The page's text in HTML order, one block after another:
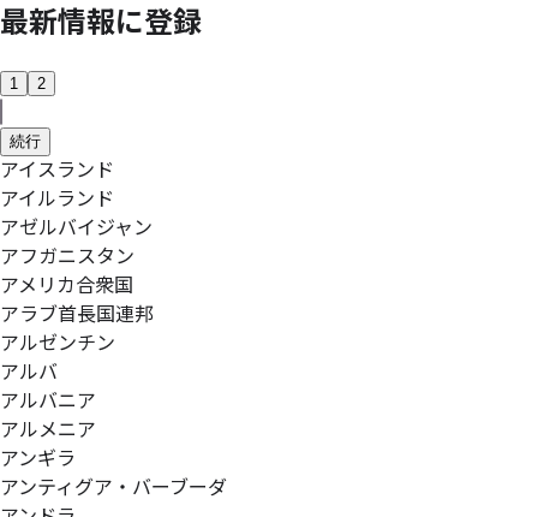
最新情報に登録
1 2
続行
アイスランド
アイルランド
アゼルバイジャン
アフガニスタン
アメリカ合衆国
アラブ首長国連邦
アルゼンチン
アルバ
アルバニア
アルメニア
アンギラ
アンティグア・バーブーダ